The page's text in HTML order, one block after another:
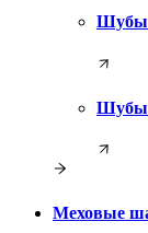
Шубы
Шубы
Меховые